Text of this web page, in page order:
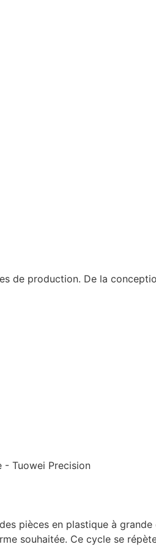
de production. De la
pièces en plastique à
souhaitée. Ce cycle se